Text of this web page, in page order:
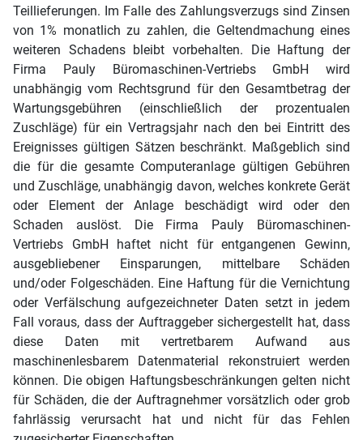
Teillieferungen. Im Falle des Zahlungsverzugs sind Zinsen
von 1% monatlich zu zahlen, die Geltendmachung eines
weiteren Schadens bleibt vorbehalten. Die Haftung der
Firma Pauly Büromaschinen-Vertriebs GmbH wird
unabhängig vom Rechtsgrund für den Gesamtbetrag der
Wartungsgebühren (einschließlich der prozentualen
Zuschläge) für ein Vertragsjahr nach den bei Eintritt des
Ereignisses gültigen Sätzen beschränkt. Maßgeblich sind
die für die gesamte Computeranlage gültigen Gebühren
und Zuschläge, unabhängig davon, welches konkrete Gerät
oder Element der Anlage beschädigt wird oder den
Schaden auslöst. Die Firma Pauly Büromaschinen-
Vertriebs GmbH haftet nicht für entgangenen Gewinn,
ausgebliebener Einsparungen, mittelbare Schäden
und/oder Folgeschäden. Eine Haftung für die Vernichtung
oder Verfälschung aufgezeichneter Daten setzt in jedem
Fall voraus, dass der Auftraggeber sichergestellt hat, dass
diese Daten mit vertretbarem Aufwand aus
maschinenlesbarem Datenmaterial rekonstruiert werden
können. Die obigen Haftungsbeschränkungen gelten nicht
für Schäden, die der Auftragnehmer vorsätzlich oder grob
fahrlässig verursacht hat und nicht für das Fehlen